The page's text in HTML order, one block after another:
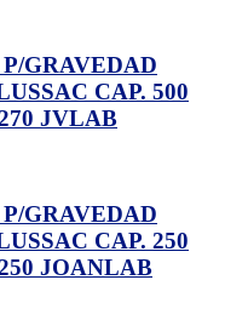
GRAVEDAD
CAP. 500
JVLAB
GRAVEDAD
CAP. 250
JOANLAB